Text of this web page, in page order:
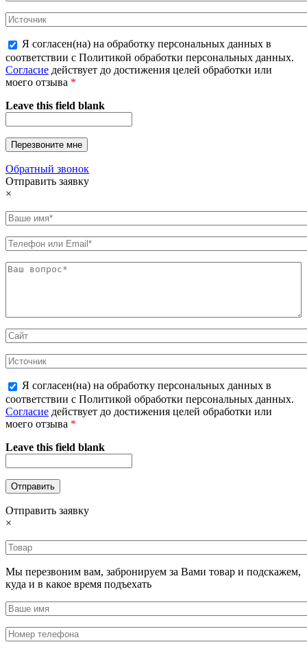
Я согласен(на) на обработку персональных данных в
соответствии с Политикой обработки персональных данных.
Согласие действует до достижения целей обработки или
моего отзыва *
Leave this field blank
Обратный звонок
Отправить заявку
×
Я согласен(на) на обработку персональных данных в
соответствии с Политикой обработки персональных данных.
Согласие действует до достижения целей обработки или
моего отзыва *
Leave this field blank
Отправить заявку
×
Мы перезвоним вам, забронируем за Вами товар и подскажем,
куда и в какое время подъехать